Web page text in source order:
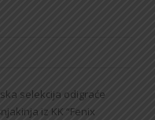
selekcija odigraće
iz KK “Fenix